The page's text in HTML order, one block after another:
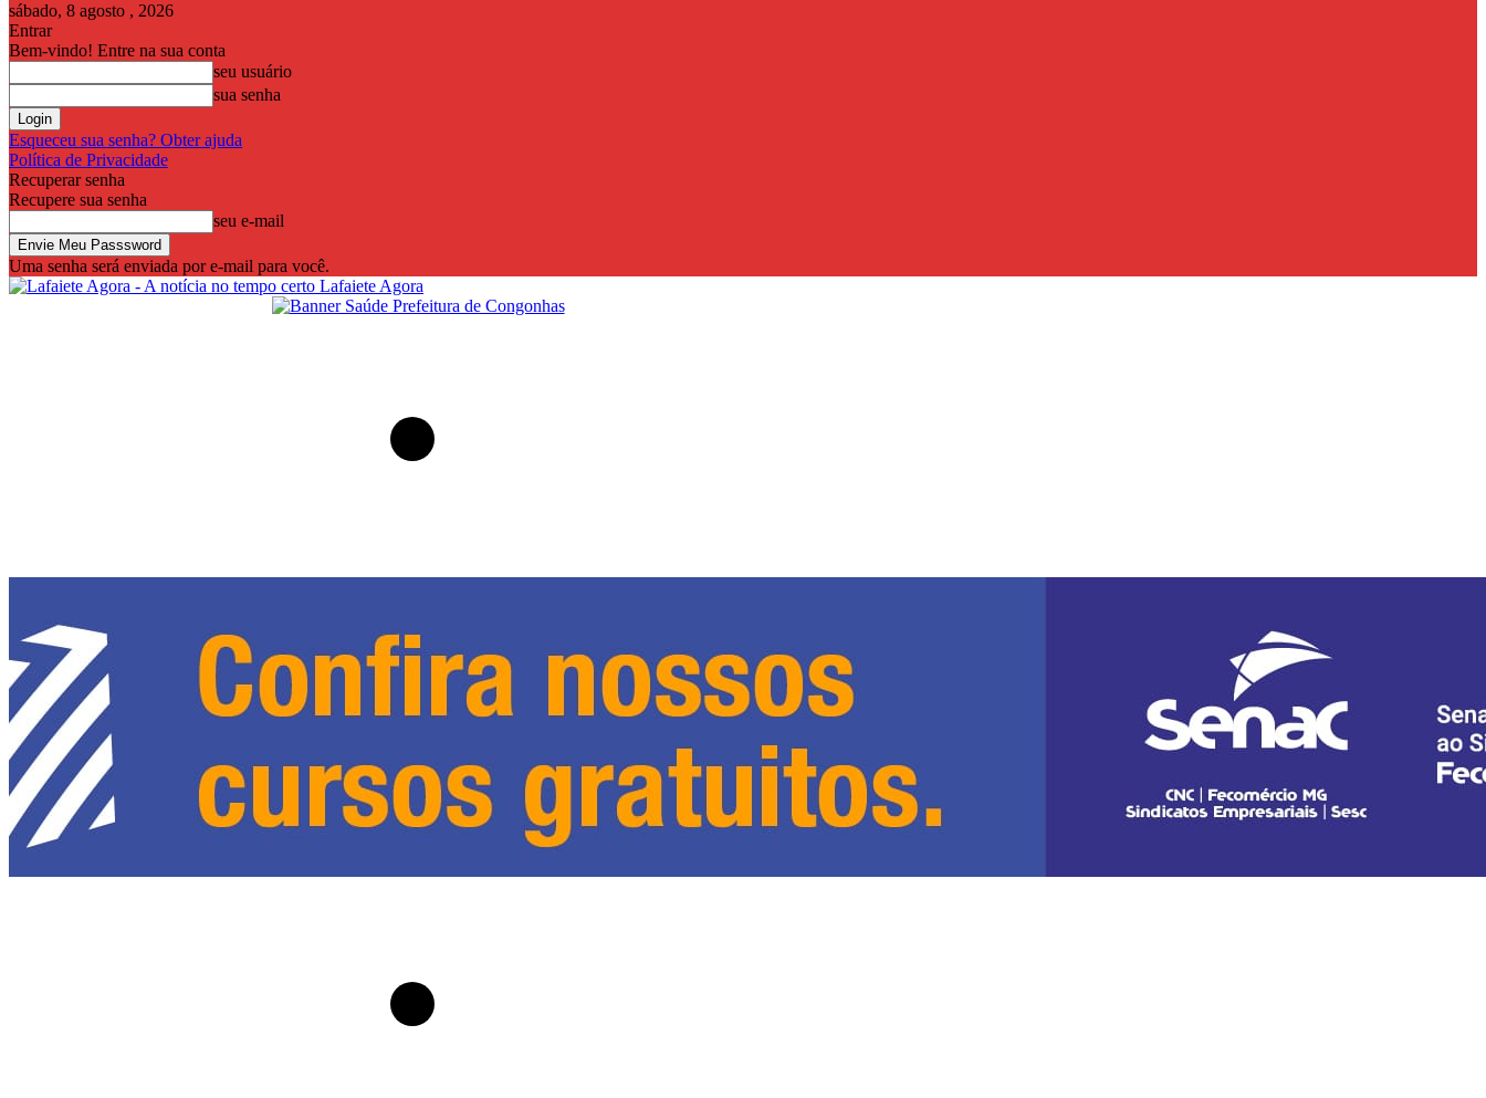
sábado, 8 agosto , 2026
Entrar
Bem-vindo! Entre na sua conta
seu usuário
sua senha
Esqueceu sua senha? Obter ajuda
Política de Privacidade
Recuperar senha
Recupere sua senha
seu e-mail
Uma senha será enviada por e-mail para você.
Lafaiete Agora